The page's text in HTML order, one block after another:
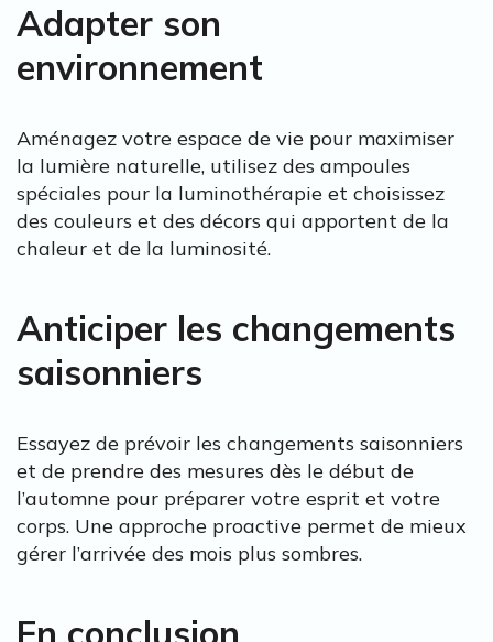
Adapter son
environnement
Aménagez votre espace de vie pour maximiser
la lumière naturelle, utilisez des ampoules
spéciales pour la luminothérapie et choisissez
des couleurs et des décors qui apportent de la
chaleur et de la luminosité.
Anticiper les changements
saisonniers
Essayez de prévoir les changements saisonniers
et de prendre des mesures dès le début de
l’automne pour préparer votre esprit et votre
corps. Une approche proactive permet de mieux
gérer l’arrivée des mois plus sombres.
En conclusion